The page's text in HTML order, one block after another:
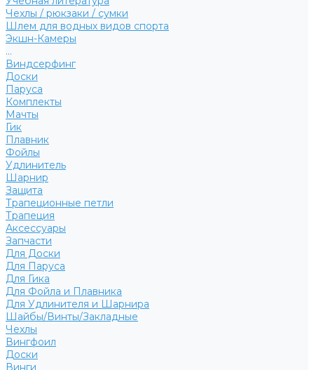
Чехлы / рюкзаки / сумки
Шлем для водных видов спорта
Экшн-Камеры
...
Виндсерфинг
Доски
Паруса
Комплекты
Мачты
Гик
Плавник
Фойлы
Удлинитель
Шарнир
Защита
Трапеционные петли
Трапеция
Аксессуары
Запчасти
Для Доски
Для Паруса
Для Гика
Для Фойла и Плавника
Для Удлинителя и Шарнира
Шайбы/Винты/Закладные
Чехлы
Вингфоил
Доски
Винги